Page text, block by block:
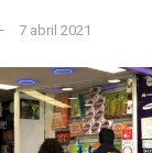
7 abril 2021